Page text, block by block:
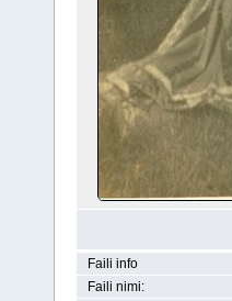
Faili info
Faili nimi: